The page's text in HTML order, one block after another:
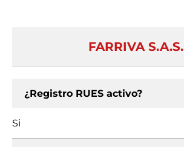
FARRIVA S.A.S.
¿Registro RUES activo?
Si